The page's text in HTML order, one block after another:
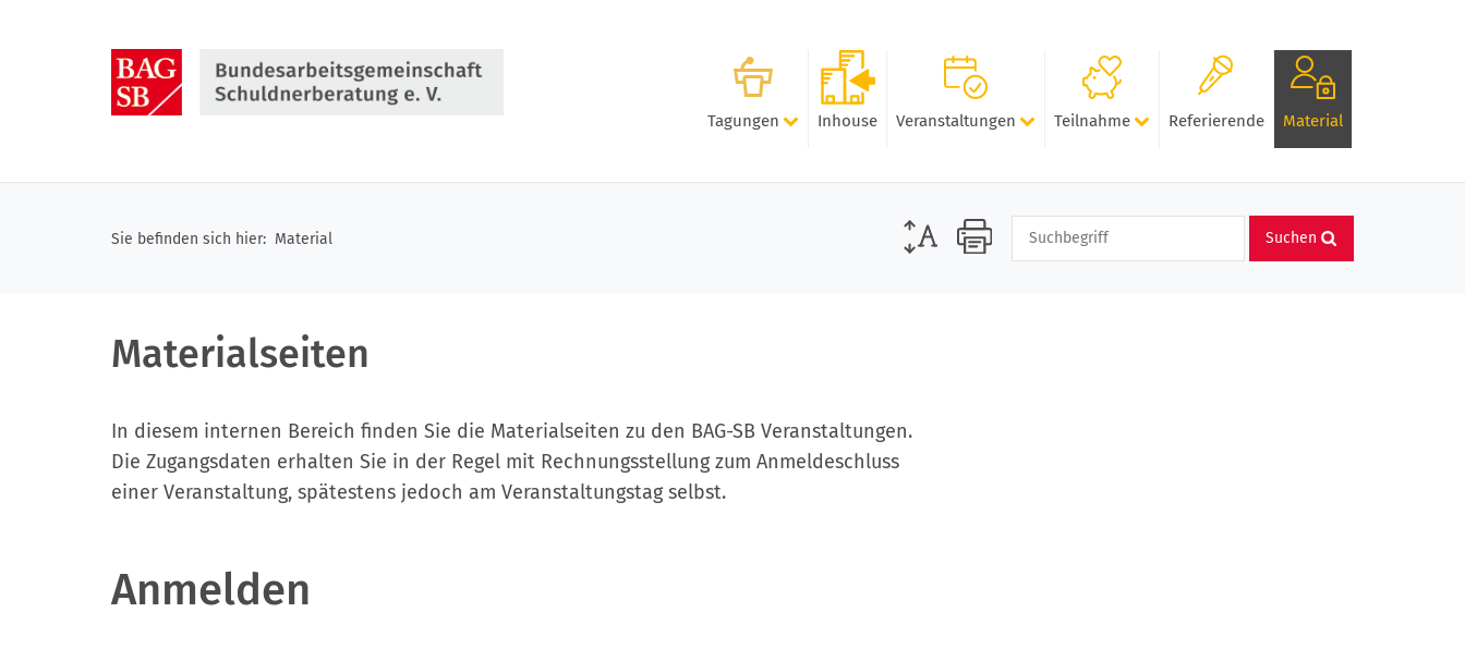
Tagungen Inhouse Veranstaltungen Teilnahme Referierende Material
Sie befinden sich hier: Material Suchen
Materialseiten
In diesem internen Bereich finden Sie die Materialseiten zu den BAG-SB Veranstaltungen.
Die Zugangsdaten erhalten Sie in der Regel mit Rechnungsstellung zum Anmeldeschluss
einer Veranstaltung, spätestens jedoch am Veranstaltungstag selbst.
Anmelden